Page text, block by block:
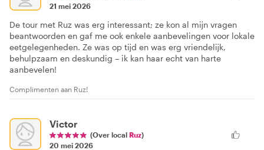
21 mei 2026
De tour met Ruz was erg interessant; ze kon al mijn vragen
beantwoorden en gaf me ook enkele aanbevelingen voor lokale
eetgelegenheden. Ze was op tijd en was erg vriendelijk,
behulpzaam en deskundig – ik kan haar echt van harte
aanbevelen!
Complimenten aan Ruz!
Victor
(Over local Ruz)
20 mei 2026